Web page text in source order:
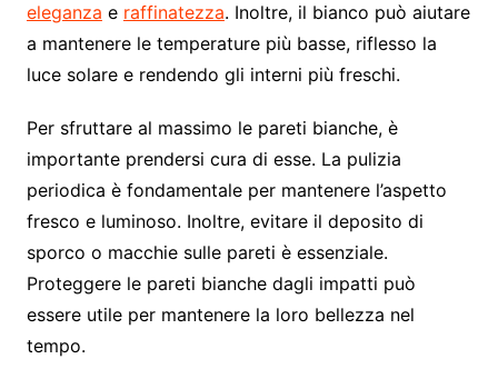
eleganza e raffinatezza. Inoltre, il bianco può aiutare
a mantenere le temperature più basse, riflesso la
luce solare e rendendo gli interni più freschi.
Per sfruttare al massimo le pareti bianche, è
importante prendersi cura di esse. La pulizia
periodica è fondamentale per mantenere l’aspetto
fresco e luminoso. Inoltre, evitare il deposito di
sporco o macchie sulle pareti è essenziale.
Proteggere le pareti bianche dagli impatti può
essere utile per mantenere la loro bellezza nel
tempo.